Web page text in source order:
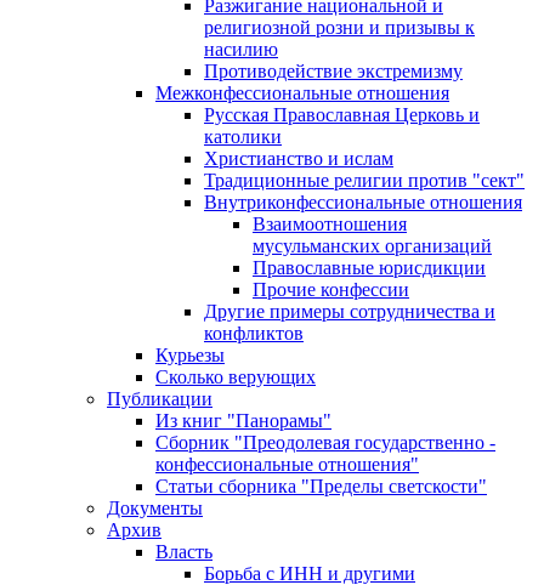
Разжигание национальной и
религиозной розни и призывы к
насилию
Противодействие экстремизму
Межконфессиональные отношения
Русская Православная Церковь и
католики
Христианство и ислам
Традиционные религии против "сект"
Внутриконфессиональные отношения
Взаимоотношения
мусульманских организаций
Православные юрисдикции
Прочие конфессии
Другие примеры сотрудничества и
конфликтов
Курьезы
Сколько верующих
Публикации
Из книг "Панорамы"
Сборник "Преодолевая государственно -
конфессиональные отношения"
Статьи сборника "Пределы светскости"
Документы
Архив
Власть
Борьба с ИНН и другими